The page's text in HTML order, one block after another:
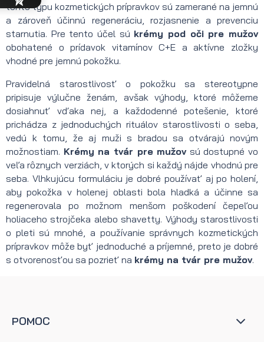
tohto typu kozmetických prípravkov sú zamerané na jemnú
a zároveň účinnú regeneráciu, rozjasnenie a prevenciu
starnutia. Pre tento účel sú krémy pod oči pre mužov
obohatené o prídavok vitamínov C+E a aktívne zložky
vhodné pre jemnú pokožku.
Pravidelná starostlivosť o pokožku sa stereotypne
pripisuje výlučne ženám, avšak výhody, ktoré môžeme
dosiahnuť vďaka nej, a každodenné potešenie, ktoré
prichádza z jednoduchých rituálov starostlivosti o seba,
vedú k tomu, že aj muži s bradou sa otvárajú novým
možnostiam. Krémy na tvár pre mužovsú dostupné vo
veľa rôznych verziách, v ktorých si každý nájde vhodnú pre
seba. Vlhkujúcu formuláciu je dobré používať aj po holení,
aby pokožka v holenej oblasti bola hladká a účinne sa
regenerovala po možnom menšom poškodení čepeľou
holiaceho strojčeka alebo shavetty. Výhody starostlivosti
o pleti sú mnohé, a používanie správnych kozmetických
prípravkov môže byť jednoduché a príjemné, preto je dobré
s otvorenosťou sa pozrieť na krémy na tvár pre mužov.
POMOC